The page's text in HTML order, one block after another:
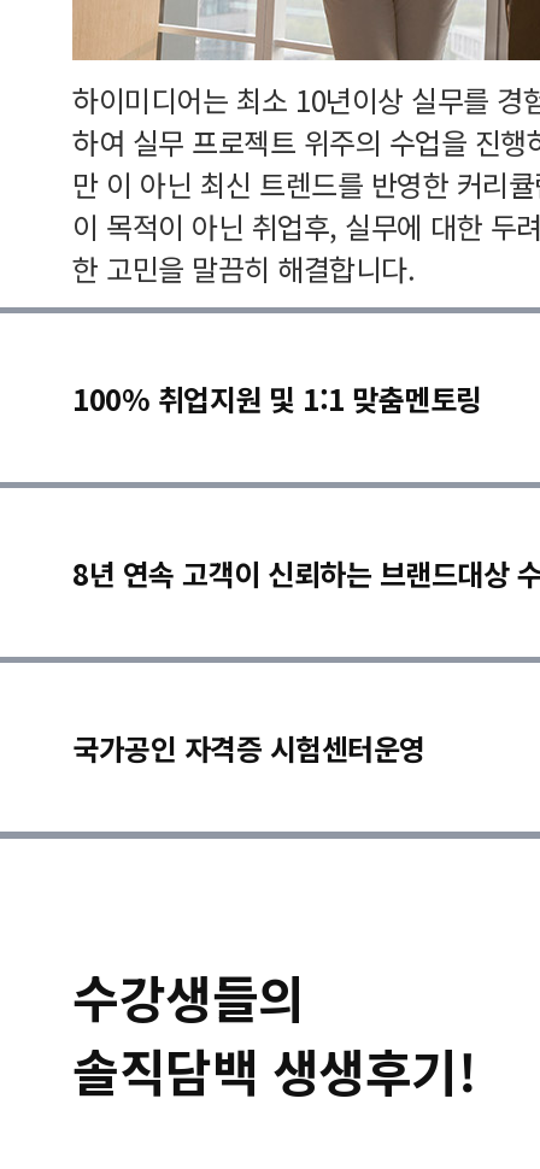
하이미디어는 최소 10년이상 실무를 경
하여 실무 프로젝트 위주의 수업을 진
만 이 아닌 최신 트렌드를 반영한 커리
이 목적이 아닌 취업후, 실무에 대한 두
한 고민을 말끔히 해결합니다.
100% 취업지원 및 1:1 맞춤멘토링
8년 연속 고객이 신뢰하는 브랜드대상
국가공인 자격증 시험센터운영
수강생들의
솔직담백 생생후기!